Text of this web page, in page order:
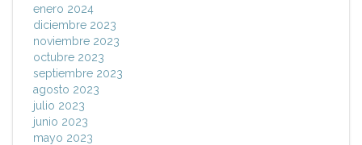
enero 2024
diciembre 2023
noviembre 2023
octubre 2023
septiembre 2023
agosto 2023
julio 2023
junio 2023
mayo 2023